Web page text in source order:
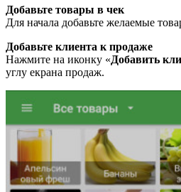
Добавьте товары в чек
Для начала добавьте желаемые
Добавьте клиента к продаже
Нажмите на иконку «Добавить
углу екрана продаж.